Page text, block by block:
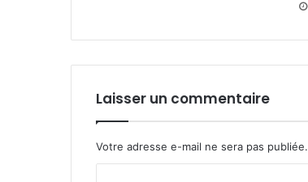
Laisser un commentaire
Votre adresse e-mail ne sera pas publiée.